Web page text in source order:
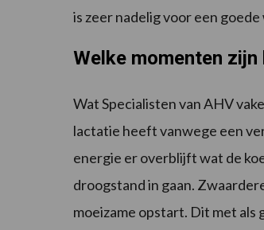
is zeer nadelig voor een
Welke momenten
Wat Specialisten van AHV
lactatie heeft vanwege een
energie er overblijft wat de
droogstand in gaan.
moeizame opstart. Dit met